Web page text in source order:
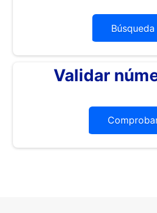
Búsqueda
Validar